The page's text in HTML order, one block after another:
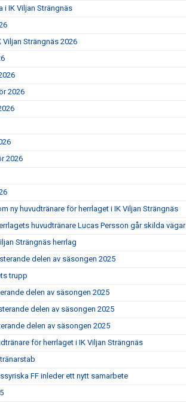
i IK Viljan Strängnäs
Viljan Strängnäs 2026
2026
2026
ny huvudtränare för herrlaget i IK Viljan Strängnäs
huvudtränare Lucas Persson går skilda vägar
Strängnäs herrlag
delen av säsongen 2025
trupp
delen av säsongen 2025
delen av säsongen 2025
delen av säsongen 2025
för herrlaget i IK Viljan Strängnäs
FF inleder ett nytt samarbete